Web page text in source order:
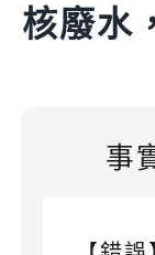
核廢水
事